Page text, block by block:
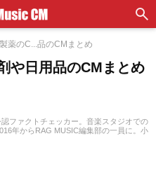
薬のC...品のCMまとめ
や日用品のCMまとめ
ファクトチェッカー。音楽スタジオでの
年からRAG MUSIC編集部の一員に。小